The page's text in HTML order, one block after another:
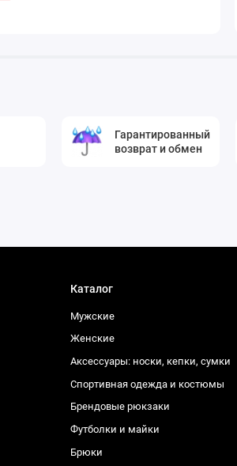
Гарантированный
возврат и обмен
Каталог
Мужские
Женские
Аксессуары: носки, кепки, сумки
Спортивная одежда и костюмы
Брендовые рюкзаки
Футболки и майки
Брюки